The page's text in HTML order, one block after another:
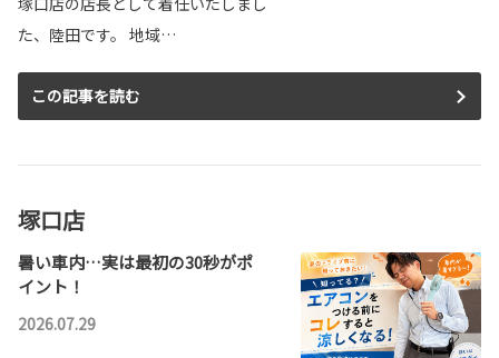
た、陸田です。 地域…
この記事を読む
塚口店
暑い車内…実は最初の30秒がポ
イント！
2026.07.29